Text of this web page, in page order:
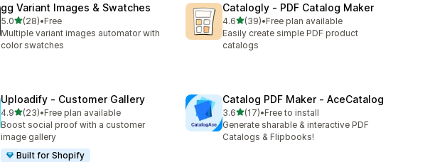
gg Variant Images & Swatches
5.05つ星中
(28)
合計レビュー数：28件
•Free
Multiple variant images automator with
color swatches
Catalogly ‑ PDF Catalog Maker
4.65つ星中
(39)
合計レビュー数：39件
•Free plan available
Easily create simple PDF product
catalogs
Uploadify ‑ Customer Gallery
4.95つ星中
(23)
合計レビュー数：23件
•Free plan available
Boost social proof with a customer
image gallery
Built for Shopify
Catalog PDF Maker ‑ AceCatalog
3.65つ星中
(17)
合計レビュー数：17件
•Free to install
Generate sharable & interactive PDF
Catalogs & Flipbooks!